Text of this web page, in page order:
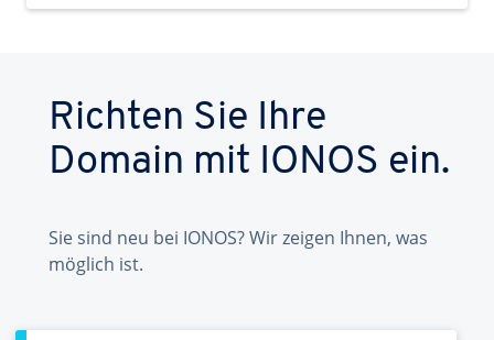
Richten Sie Ihre
Domain mit IONOS ein.
Sie sind neu bei IONOS? Wir zeigen Ihnen, was
möglich ist.